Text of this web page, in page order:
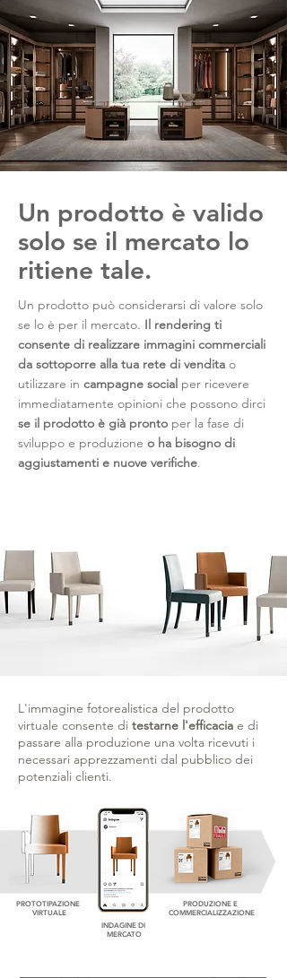
Un prodotto è valido
solo se il mercato lo
ritiene tale.
Un prodotto può considerarsi di valore solo
se lo è per il mercato. Il rendering ti
consente di realizzare immagini commerciali
da sottoporre alla tua rete di vendita o
utilizzare in campagne social per ricevere
immediatamente opinioni che possono dirci
se il prodotto è già pronto per la fase di
sviluppo e produzione o ha bisogno di
aggiustamenti e nuove verifiche.
L'immagine fotorealistica del prodotto
virtuale consente di testarne l'efficacia e di
passare alla produzione una volta ricevuti i
necessari apprezzamenti dal pubblico dei
potenziali clienti.
PRODUZIONE E
COMMERCIALIZZAZIONE
PROTOTIPAZIONE
VIRTUALE
INDAGINE DI
MERCATO